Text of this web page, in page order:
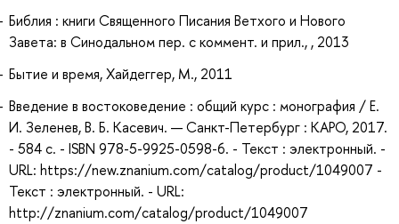
Библия : книги Священного Писания Ветхого и Нового
Завета: в Синодальном пер. с коммент. и прил., , 2013
Бытие и время, Хайдеггер, М., 2011
Введение в востоковедение : общий курс : монография / Е.
И. Зеленев, В. Б. Касевич. — Санкт-Петербург : КАРО, 2017.
- 584 с. - ISBN 978-5-9925-0598-6. - Текст : электронный. -
URL: https://new.znanium.com/catalog/product/1049007 -
Текст : электронный. - URL:
http://znanium.com/catalog/product/1049007